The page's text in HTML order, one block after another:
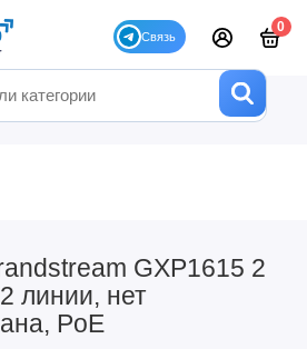
0
GXP1615 2
линии, нет
PoE